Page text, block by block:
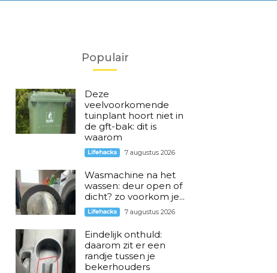
Populair
Deze
veelvoorkomende
tuinplant hoort niet in
de gft-bak: dit is
waarom
Lifehacks 7 augustus 2026
Wasmachine na het
wassen: deur open of
dicht? zo voorkom je...
Lifehacks 7 augustus 2026
Eindelijk onthuld:
daarom zit er een
randje tussen je
bekerhouders